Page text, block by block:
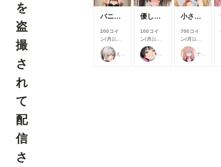
を
盗
撮
さ
れ
て
配
信
さ
バニーなお店の愛奈嬢 L-32
200コイ
ン/月 以上
支援すると
見ることが
できます
優しくはじいて♪
100コイ
ン/月 以上
支援すると
見ることが
できます
小さなお胸とパイズリとか
700コイ
ン/月 以上
支援すると
見ることが
できます